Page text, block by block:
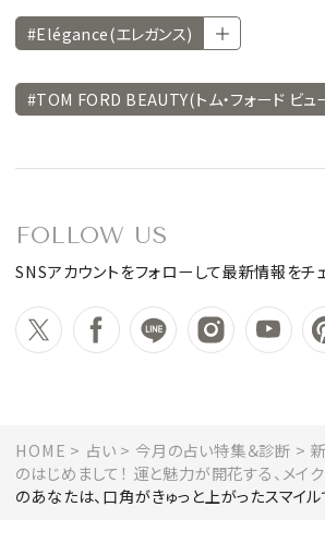
#Elégance(エレガンス)
#TOM FORD BEAUTY(トム・フォード ビュ
FOLLOW US
SNSアカウントをフォローして最新情報をチ
HOME 占い 今月の占い特集＆診断
のはじめまして！ 運と魅力が開花する、メイ
のあなたは、口角がきゅっと上がったスマイ